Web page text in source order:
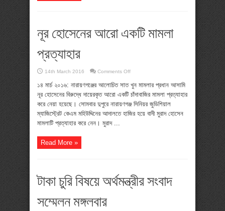
নূর হোসেনের আরো একটি মামলা
প্রত্যাহার
14th March 2016 Comments Offon
হোসেনের
আরো
একটি
মামলা
প্রত্যাহার
১৪ মার্চ ২০১৬: নারায়ণগঞ্জের আলোচিত সাত খুন মামলার প্রধান আসামি
নূর হোসেনের বিরুদ্ধে দায়েরকৃত আরো একটি চাঁদাবাজির মামলা প্রত্যাহার
করে নেয়া হয়েছে। সোমবার দুপুরে নারায়ণগঞ্জ সিনিয়র জুডিশিয়াল
ম্যাজিস্ট্রেট কেএম মহিউদ্দিনের আদালতে হাজির হয়ে বাদী মুরাদ হোসেন
মামলাটি প্রত্যাহার করে নেন। মুরাদ ...
Read More »
টাকা চুরি বিষয়ে অর্থমন্ত্রীর সংবাদ
সম্মেলন মঙ্গলবার